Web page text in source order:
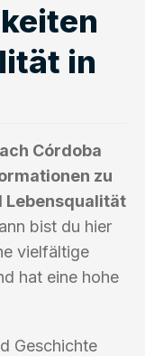
in
Córdoba
zu
Lebensqualität
bist du hier
vielfältige
hat eine hohe
Geschichte